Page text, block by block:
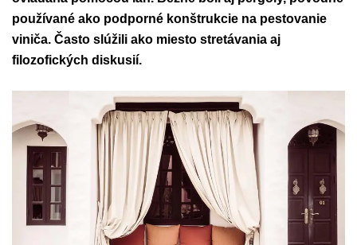
používané ako podporné konštrukcie na pestovanie
viniča. Často slúžili ako miesto stretávania aj
filozofických diskusií.